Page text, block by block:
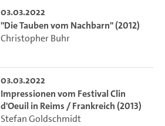
03.03.2022
"Die Tauben vom Nachbarn" (2012)
Christopher Buhr
03.03.2022
Impressionen vom Festival Clin
d'Oeuil in Reims / Frankreich (2013)
Stefan Goldschmidt